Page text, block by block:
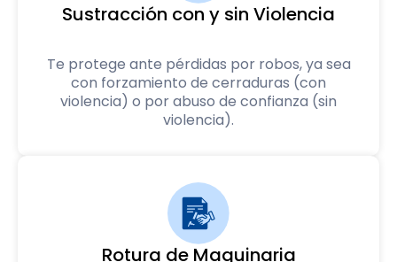
Sustracción con y sin Violencia
Te protege ante pérdidas por robos, ya sea
con forzamiento de cerraduras (con
violencia) o por abuso de confianza (sin
violencia).
Rotura de Maquinaria